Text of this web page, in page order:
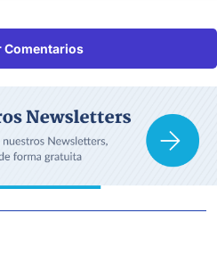
Comentarios